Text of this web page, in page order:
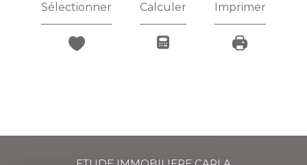
Sélectionner Calculer Imprimer